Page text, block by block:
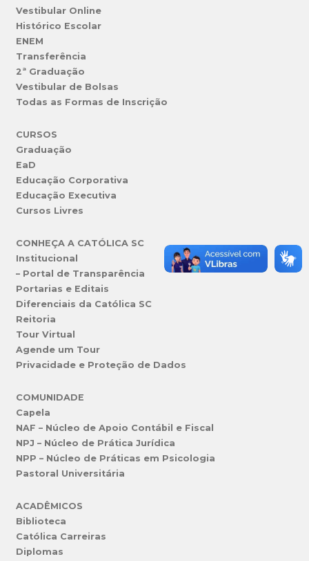
Vestibular Online
Histórico Escolar
ENEM
Transferência
2ª Graduação
Vestibular de Bolsas
Todas as Formas de Inscrição
CURSOS
Graduação
EaD
Educação Corporativa
Educação Executiva
Cursos Livres
CONHEÇA A CATÓLICA SC
Institucional
– Portal de Transparência
Portarias e Editais
Diferenciais da Católica SC
Reitoria
Tour Virtual
Agende um Tour
Privacidade e Proteção de Dados
COMUNIDADE
Capela
NAF – Núcleo de Apoio Contábil e Fiscal
NPJ – Núcleo de Prática Jurídica
NPP – Núcleo de Práticas em Psicologia
Pastoral Universitária
ACADÊMICOS
Biblioteca
Católica Carreiras
Diplomas